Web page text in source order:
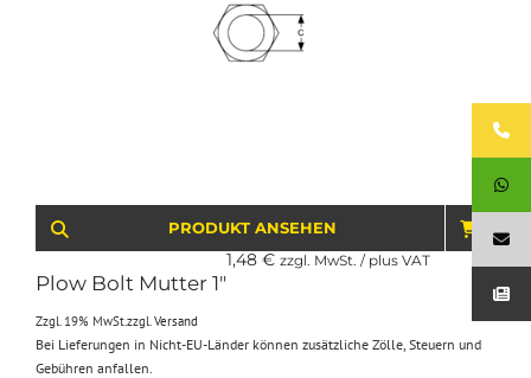
PRODUKT ANSEHEN
Plow Bolt Mutter 1″
1,48 € zzgl. MwSt. / plus VAT
Zzgl. 19% MwSt.zzgl.Versand
Bei Lieferungen in Nicht-EU-Länder können zusätzliche Zölle, Steuern und
Gebühren anfallen.